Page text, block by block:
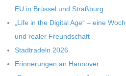
EU in Brüs­sel und Straßburg
„Life in the Digi­tal Age“ – eine
und rea­ler Freundschaft
Stadt­ra­deln 2026
Erin­ne­run­gen an Hannover